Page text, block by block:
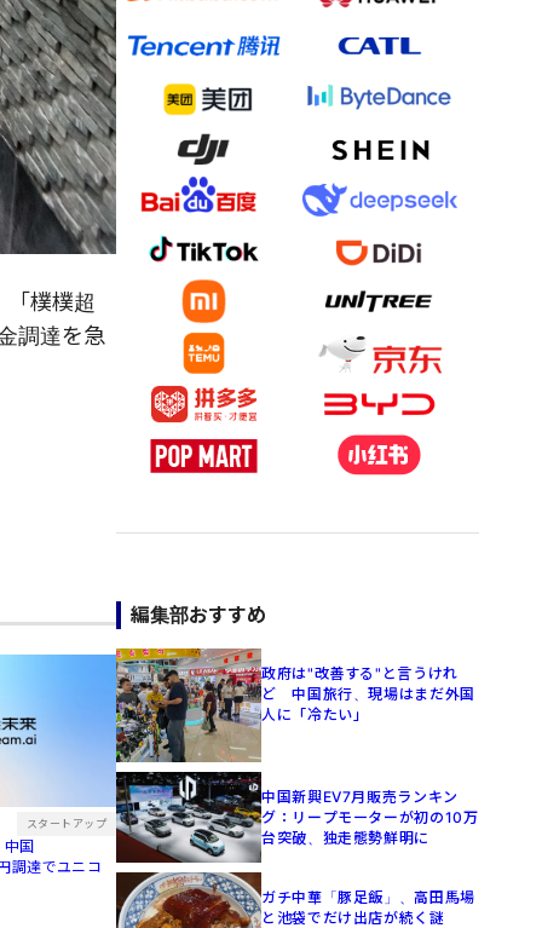
樸樸超
調達を急
スタートアップ
国
調達でユニコ
編集部おすすめ
政府は"改善する"と言うけれ
ど 中国旅行、現場はまだ外国
人に「冷たい」
中国新興EV7月販売ランキン
グ：リープモーターが初の10万
台突破、独走態勢鮮明に
ガチ中華「豚足飯」、高田馬場
と池袋でだけ出店が続く謎